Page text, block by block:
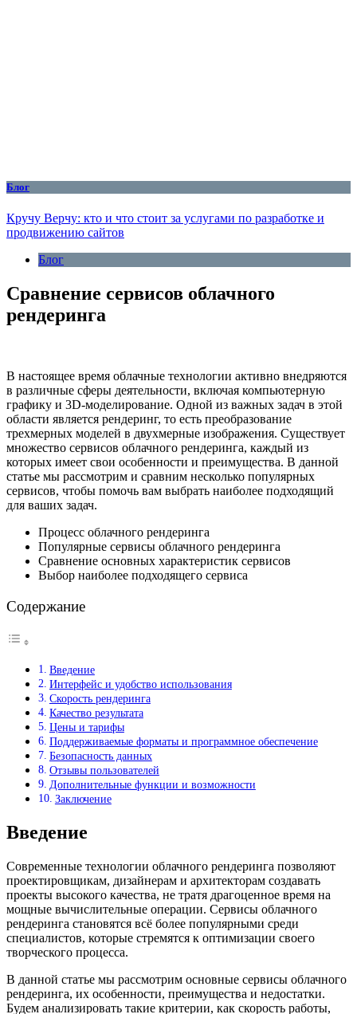
Блог
Кручу Верчу: кто и что стоит за услугами по разработке и
продвижению сайтов
Блог
Сравнение сервисов облачного
рендеринга
В настоящее время облачные технологии активно внедряются
в различные сферы деятельности, включая компьютерную
графику и 3D-моделирование. Одной из важных задач в этой
области является рендеринг, то есть преобразование
трехмерных моделей в двухмерные изображения. Существует
множество сервисов облачного рендеринга, каждый из
которых имеет свои особенности и преимущества. В данной
статье мы рассмотрим и сравним несколько популярных
сервисов, чтобы помочь вам выбрать наиболее подходящий
для ваших задач.
Процесс облачного рендеринга
Популярные сервисы облачного рендеринга
Сравнение основных характеристик сервисов
Выбор наиболее подходящего сервиса
Содержание
Введение
Интерфейс и удобство использования
Скорость рендеринга
Качество результата
Цены и тарифы
Поддерживаемые форматы и программное обеспечение
Безопасность данных
Отзывы пользователей
Дополнительные функции и возможности
Заключение
Введение
Современные технологии облачного рендеринга позволяют
проектировщикам, дизайнерам и архитекторам создавать
проекты высокого качества, не тратя драгоценное время на
мощные вычислительные операции. Сервисы облачного
рендеринга становятся всё более популярными среди
специалистов, которые стремятся к оптимизации своего
творческого процесса.
В данной статье мы рассмотрим основные сервисы облачного
рендеринга, их особенности, преимущества и недостатки.
Будем анализировать такие критерии, как скорость работы,